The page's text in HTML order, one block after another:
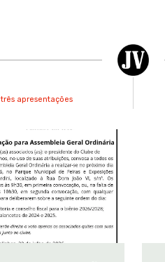
apresentações